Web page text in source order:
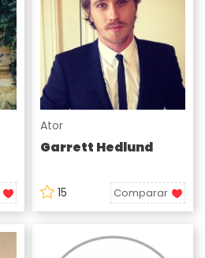
Ator
Garrett Hedlund
15 Comparar